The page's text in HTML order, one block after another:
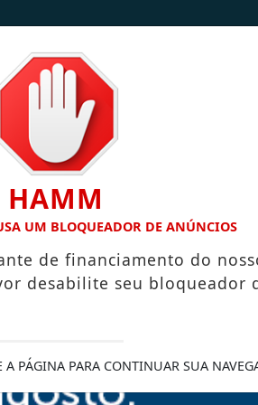
NOTÍCIAS /
ACONTECE NESTA SEXTA-
ganha
HAMM
UM BLOQUEADOR DE ANÚNCIOS
de financiamento do
desabilite seu bloqueador
PÁGINA PARA CONTINUAR SUA